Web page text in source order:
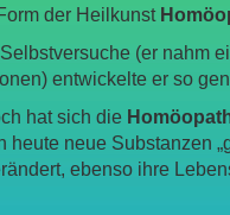
der Heilkunst
(er nahm
entwickelte er so
hat sich die
heute neue Substanzen
ebenso ihre